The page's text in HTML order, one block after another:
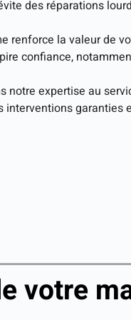
des réparations
renforce la valeur de
confiance,
notre expertise au
garanties
votre